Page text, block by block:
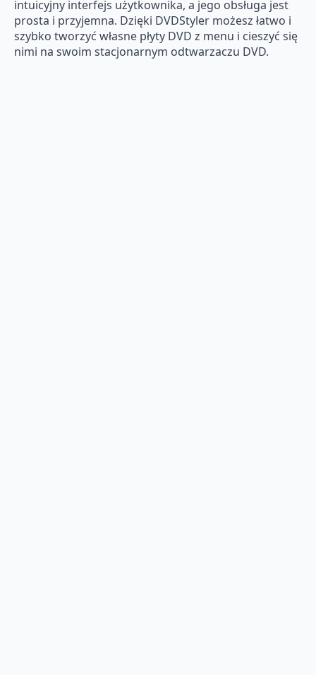
intuicyjny interfejs użytkownika, a jego obsługa jest
prosta i przyjemna. Dzięki DVDStyler możesz łatwo i
szybko tworzyć własne płyty DVD z menu i cieszyć się
nimi na swoim stacjonarnym odtwarzaczu DVD.